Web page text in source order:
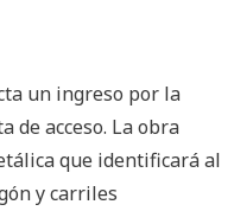
un ingreso por la
de acceso. La obra
que identificará al
y carriles